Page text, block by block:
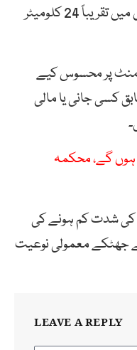
اور اس کا مرکز ڈی ایچ اے کے شمال میں تقریباً 24 کلومیٹر
کے جھٹکے دوپہر 3 بجکر 39 منٹ پر محسوس کیے
کسی جانی یا مالی
ہوں گے، محکمہ
کی شدت کم ہونے کی
جھٹکے معمولی نوعیت
LEAVE A REPLY